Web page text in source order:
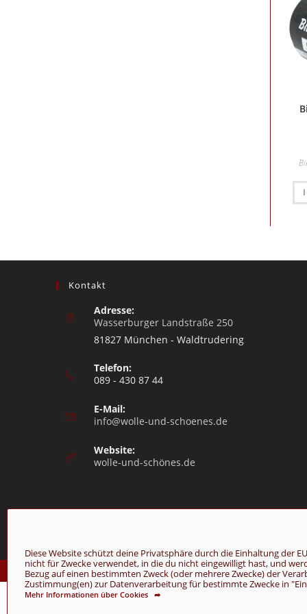
Diese Website schützt deine Privatsphäre durch die Einhaltung der
nicht für Zwecke verwendet, in die du nicht eingewilligt hast, und
Bezug auf einen bestimmten Zweck (oder mehrere Zwecke) der
Zustimmung(en) zur Datenverarbeitung für bestimmte Zwecke in
Mehr Informationen über Cookies ➦
Kontakt
Adresse:
Wasserburger Landstraße 250
81827 München - Waldtrudering
Telefon:
089 - 430 87 44
E-Mail:
info@wolle-und-schoenes.de
Website:
wolle-und-schönes.de
© Copyright 2026 - Wolle & Schönes